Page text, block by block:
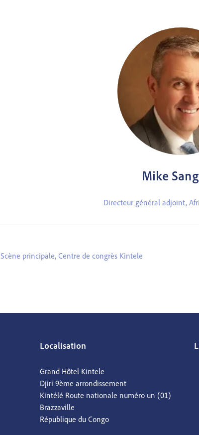
Mike
Directeur général adjoint,
Scène principale, Centre de congrès Kintele
Localisation
Grand Hôtel Kintele
Djiri 9ème arrondissement
Kintélé Route nationale numéro un (01)
Brazzaville
République du Congo